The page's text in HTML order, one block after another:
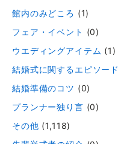
館内のみどころ (1)
フェア・イベント (0)
ウエディングアイテム (1)
結婚式に関するエピソード
結婚準備のコツ (0)
プランナー独り言 (0)
その他 (1,118)